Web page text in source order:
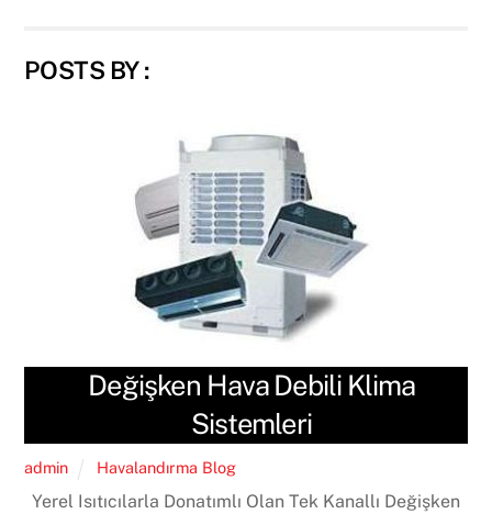
POSTS BY :
Değişken Hava Debili Klima
Sistemleri
admin Havalandırma Blog
Yerel Isıtıcılarla Donatımlı Olan Tek Kanallı Değişken